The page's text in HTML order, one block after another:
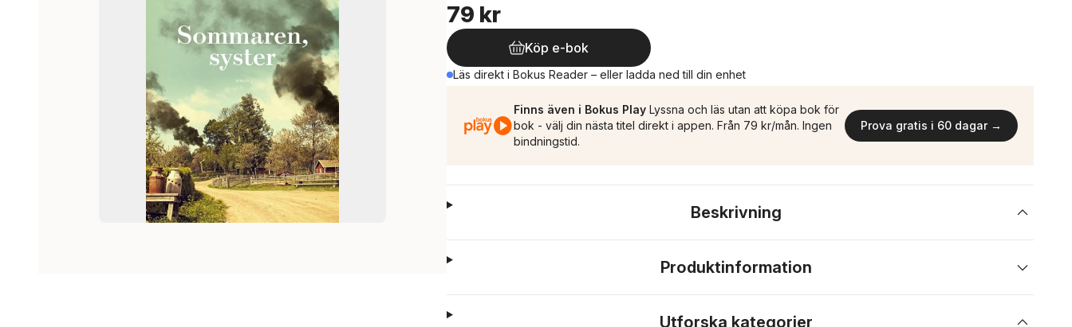
79 kr
Köp e-bok
Läs direkt i Bokus Reader – eller ladda ned till din enhet
Finns även i Bokus Play Lyssna och läs utan att köpa bok för
bok - välj din nästa titel direkt i appen. Från 79 kr/mån. Ingen
bindningstid.
Prova gratis i 60 dagar →
Beskrivning
Produktinformation
Utforska kategorier